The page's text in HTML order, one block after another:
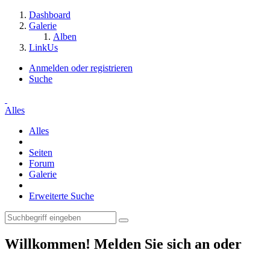
Dashboard
Galerie
Alben
LinkUs
Anmelden oder registrieren
Suche
Alles
Alles
Seiten
Forum
Galerie
Erweiterte Suche
Willkommen! Melden Sie sich an oder